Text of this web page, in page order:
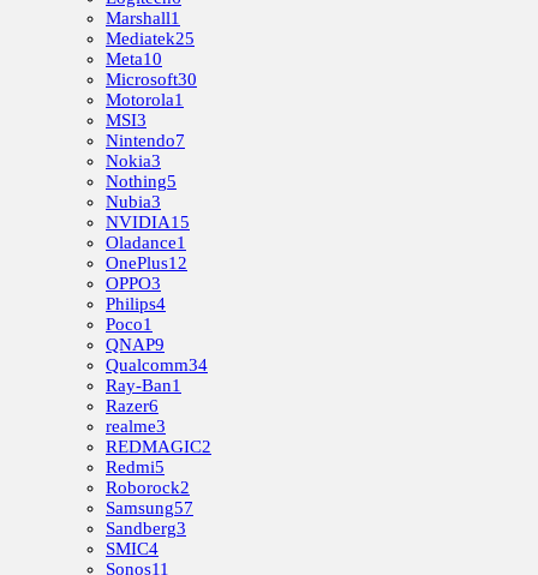
Marshall1
Mediatek25
Meta10
Microsoft30
Motorola1
MSI3
Nintendo7
Nokia3
Nothing5
Nubia3
NVIDIA15
Oladance1
OnePlus12
OPPO3
Philips4
Poco1
QNAP9
Qualcomm34
Ray-Ban1
Razer6
realme3
REDMAGIC2
Redmi5
Roborock2
Samsung57
Sandberg3
SMIC4
Sonos11